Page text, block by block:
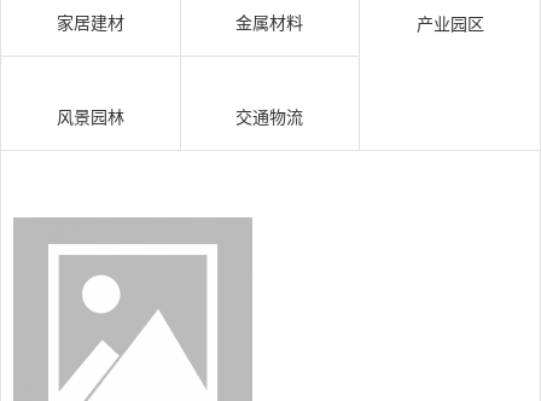
家居建材 金属材料 产业园区
风景园林 交通物流